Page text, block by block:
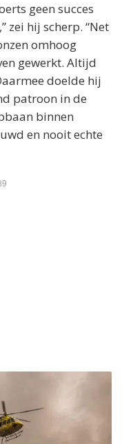
geen succes
zei hij scherp. “Net
omhoog
gewerkt. Altijd
doelde hij
patroon in de
binnen
en nooit echte